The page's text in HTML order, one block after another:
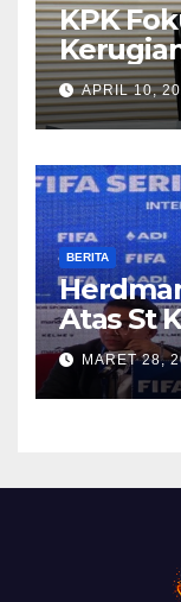
KPK
Korupsi
APRIL 10,
BERITA
Atas St
MARET 28,